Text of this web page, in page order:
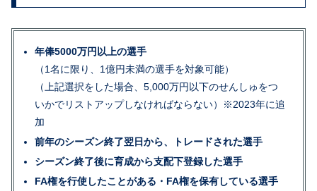
年俸5000万円以上の選手
（1名に限り、1億円未満の選手を対象可能）
（上記選択をした場合、5,000万円以下のせんしゅをつ
いかでリストアップしなければならない）※2023年に追
加
前年のシーズン終了翌日から、トレードされた選手
シーズン終了後に育成から支配下登録した選手
FA権を行使したことがある・FA権を保有している選手